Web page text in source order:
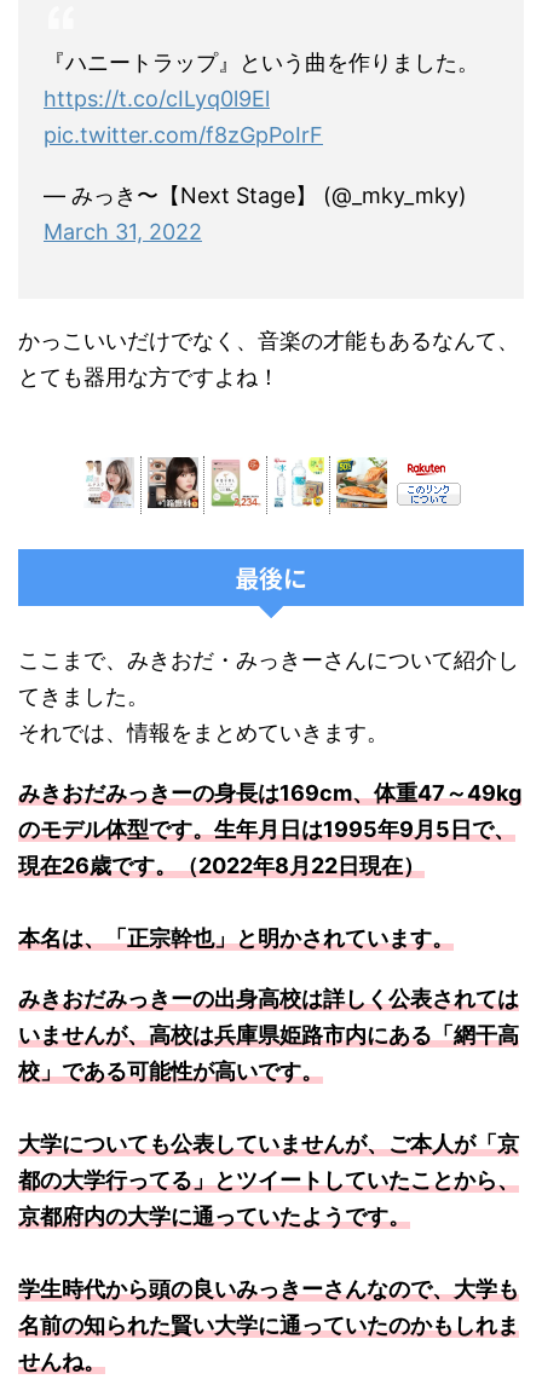
『ハニートラップ』という曲を作りました。
https://t.co/cILyq0l9El
pic.twitter.com/f8zGpPoIrF
— みっき〜【Next Stage】 (@_mky_mky)
March 31, 2022
かっこいいだけでなく、音楽の才能もあるなんて、
とても器用な方ですよね！
最後に
ここまで、みきおだ・みっきーさんについて紹介し
てきました。
それでは、情報をまとめていきます。
みきおだみっきーの身長は169cm、体重47～49kg
のモデル体型です。生年月日は1995年9月5日で、
現在26歳です。（2022年8月22日現在）
本名は、「正宗幹也」と明かされています。
みきおだみっきーの出身高校は詳しく公表されては
いませんが、高校は兵庫県姫路市内にある「網干高
校」である可能性が高いです。
大学についても公表していませんが、ご本人が「京
都の大学行ってる」とツイートしていたことから、
京都府内の大学に通っていたようです。
学生時代から頭の良いみっきーさんなので、大学も
名前の知られた賢い大学に通っていたのかもしれま
せんね。